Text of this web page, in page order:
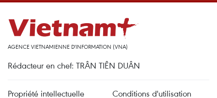
AGENCE VIETNAMIENNE D'INFORMATION (VNA)
Rédacteur en chef: TRÂN TIÊN DUÂN
Propriété intellectuelle Conditions d'utilisation